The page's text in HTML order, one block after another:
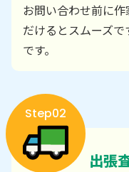
お問い合わせ前に
だけるとスムーズ
です。
Step02
出張